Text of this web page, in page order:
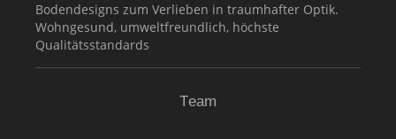
Bodendesigns zum Verlieben in traumhafter Optik.
Wohngesund, umweltfreundlich, höchste
Qualitätsstandards
Team